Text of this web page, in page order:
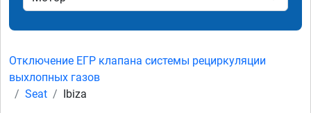
Отключение ЕГР клапана системы рециркуляции
выхлопных газов
Seat
Ibiza